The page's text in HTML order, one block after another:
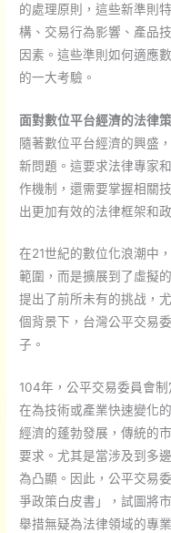
的處理原則，這些新準則
構、交易行為影響、產品
因素。這些準則如何適應
的一大考驗。
面對數位平台經濟的法律
隨著數位平台經濟的興盛
新問題。這要求法律專家
作機制，還需要掌握相關
出更加有效的法律框架和
在21世紀的數位化浪潮中
範圍，而是擴展到了虛擬
提出了前所未有的挑战，
個背景下，台灣公平交易
子。
104年，公平交易委員會
在為技術或產業快速變化
經濟的蓬勃發展，傳統的
要求。尤其是當涉及到多
為凸顯。因此，公平交易
爭政策白皮書」，試圖將
舉措無疑為法律領域的專